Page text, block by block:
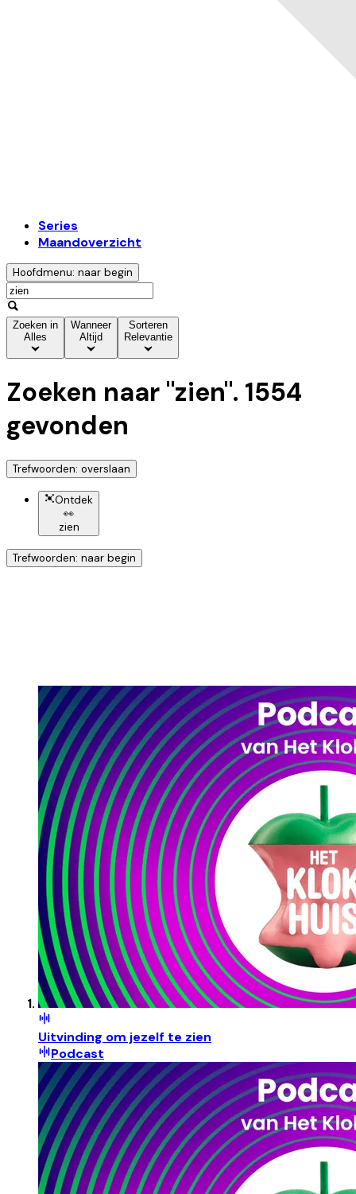
Series
Maandoverzicht
Hoofdmenu: naar begin
Zoeken in
Alles
Wanneer
Altijd
Sorteren
Relevantie
Zoeken naar "zien". 1554
gevonden
Trefwoorden: overslaan
Ontdek
👀
zien
Trefwoorden: naar begin
Uitvinding om jezelf te zien
Podcast